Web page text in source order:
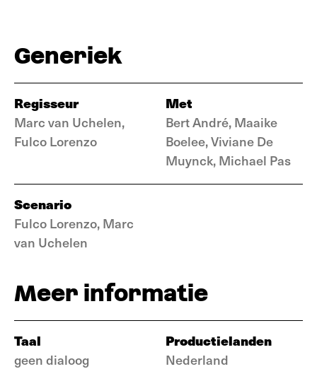
Generiek
Regisseur
Marc van Uchelen,
Fulco Lorenzo
Met
Bert André, Maaike
Boelee, Viviane De
Muynck, Michael Pas
Scenario
Fulco Lorenzo, Marc
van Uchelen
Meer informatie
Taal
geen dialoog
Productielanden
Nederland